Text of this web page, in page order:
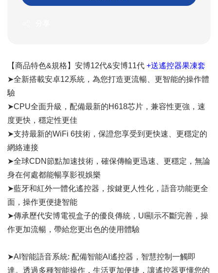
【商品特色&規格】安博12代&安博11代 +送遙控器果凍套
➤全新搭載安卓12系統，為您打造更流暢、更智能的操作體
驗
➤CPU全面升級，配備最新的H618芯片，兼容性更強，速
度更快，穩定性更佳
➤支持最新的WiFi 6技術，保證您享受到更快速、更穩定的
網絡連接
➤全球CDN節點加速技術，確保傳輸更迅速、更穩定，無論
身在何處都能暢享影視娛樂
➤藍牙和紅外一體化遙控器，按鍵更人性化，語音功能更全
面，操作更便捷智能
➤傳承歷代安博電視盒子的優良傳統，UI顯示不斷完善，操
作更加流暢，帶給您更出色的使用體驗
➤AI智能語音系統: 配備智能AI遙控器，智慧控制一觸即
達。透過多種智能操作，生活更加便捷，讓遙控器更懂您的